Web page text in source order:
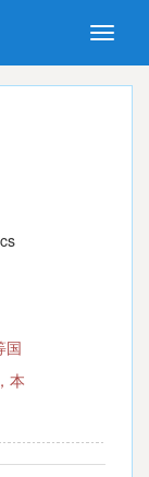
Toggle
国家标准
in foreign
version)
国
本